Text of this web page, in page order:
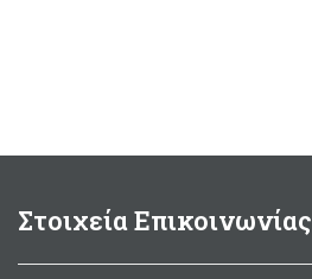
Στοιχεία Επικοινωνίας